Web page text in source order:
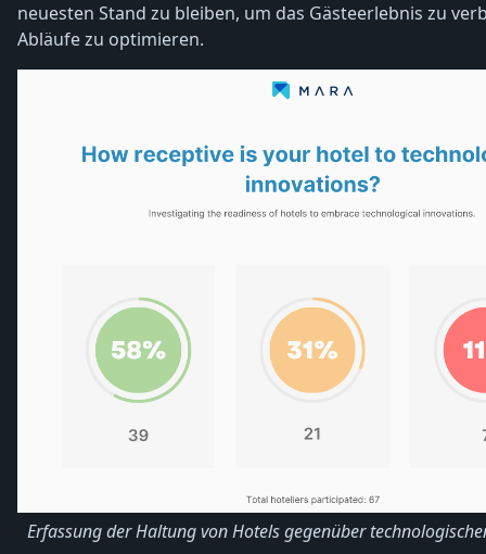
neuesten Stand zu bleiben, um das Gästeerlebnis zu
Abläufe zu optimieren.
Erfassung der Haltung von Hotels gegenüber